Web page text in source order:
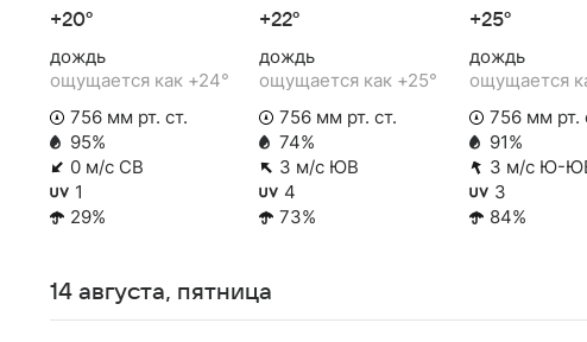
+20°
дождь
ощущается как +24°
756 мм рт. ст.
95%
0 м/с СВ
1
29%
+22°
дождь
ощущается как +25°
756 мм рт. ст.
74%
3 м/с ЮВ
4
73%
+25°
дождь
ощущается
756 мм рт.
91%
3 м/с Ю-
3
84%
14 августа, пятница